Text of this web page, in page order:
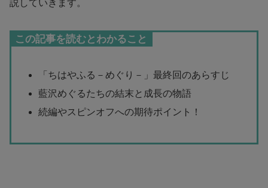
説していきます。
この記事を読むとわかること
「ちはやふる－めぐり－」最終回のあらすじ
藍沢めぐるたちの結末と成長の物語
続編やスピンオフへの期待ポイント！